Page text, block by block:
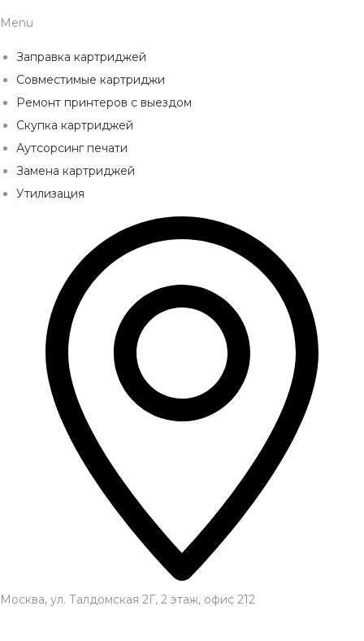
Menu
Заправка картриджей
Совместимые картриджи
Ремонт принтеров с выездом
Скупка картриджей
Аутсорсинг печати
Замена картриджей
Утилизация
Москва, ул. Талдомская 2Г, 2 этаж, офис 212